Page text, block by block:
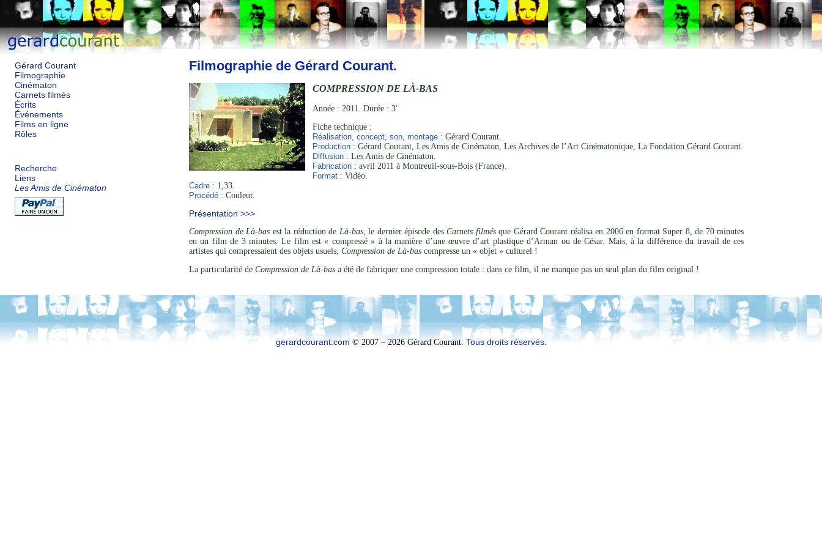
Gérard Courant
Filmographie
Cinématon
Carnets filmés
Écrits
Événements
Films en ligne
Rôles
Recherche
Liens
Les Amis de Cinématon
Filmographie de Gérard Courant.
COMPRESSION DE LÀ-BAS
Année : 2011. Durée : 3'
Fiche technique :
Réalisation, concept, son, montage : Gérard Courant.
Production : Gérard Courant, Les Amis de Cinématon, Les Archives de l’Art Cinématonique, La Fondation Gérard Courant.
Diffusion : Les Amis de Cinématon.
Fabrication : avril 2011 à Montreuil-sous-Bois (France).
Format : Vidéo.
Cadre : 1,33.
Procédé : Couleur.
Présentation >>>
Compression de Là-bas est la réduction de Là-bas, le dernier épisode desCarnets filmésque Gérard Courant réalisa en 2006 en format Super 8, de 70 minutes
en un film de 3 minutes. Le film est « compressé » à la manière d’une œuvre d’art plastique d’Arman ou de César. Mais, à la différence du travail de ces
artistes qui compressaient des objets usuels,Compression de Là-bas compresse un « objet » culturel !
La particularité deCompression de Là-bas a été de fabriquer une compression totale : dans ce film, il ne manque pas un seul plan du film original !
gerardcourant.com © 2007 – 2026 Gérard Courant. Tous droits réservés.